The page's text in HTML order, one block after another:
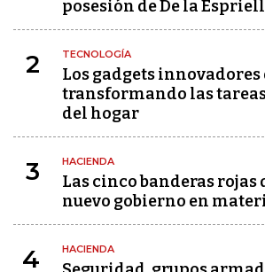
posesión de De la
2 TECNOLOGÍA
Los gadgets innovadores
transformando las
del hogar
3 HACIENDA
Las cinco banderas rojas
nuevo gobierno en
4 HACIENDA